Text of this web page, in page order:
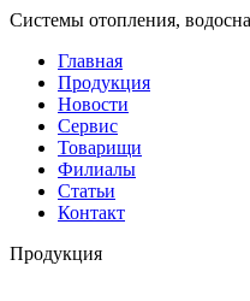
Системы отопления,
Главная
Продукция
Новости
Сервис
Товарищи
Филиалы
Статьи
Контакт
Продукция